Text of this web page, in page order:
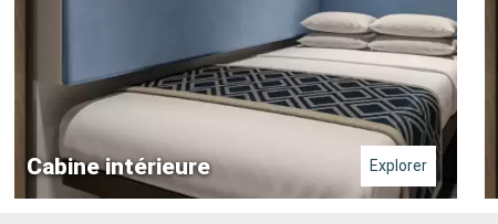
Cabine intérieure Explorer